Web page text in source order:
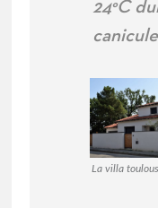
24°C
La villa